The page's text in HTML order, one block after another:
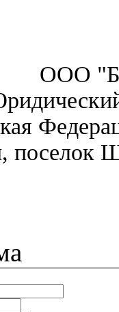
ООО
поселок